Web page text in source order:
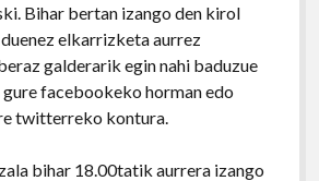
Bihar bertan izango den kirol
elkarrizketa aurrez
galderarik egin nahi baduzue
facebookeko horman edo
twitterreko kontura.
bihar 18.00tatik aurrera izango